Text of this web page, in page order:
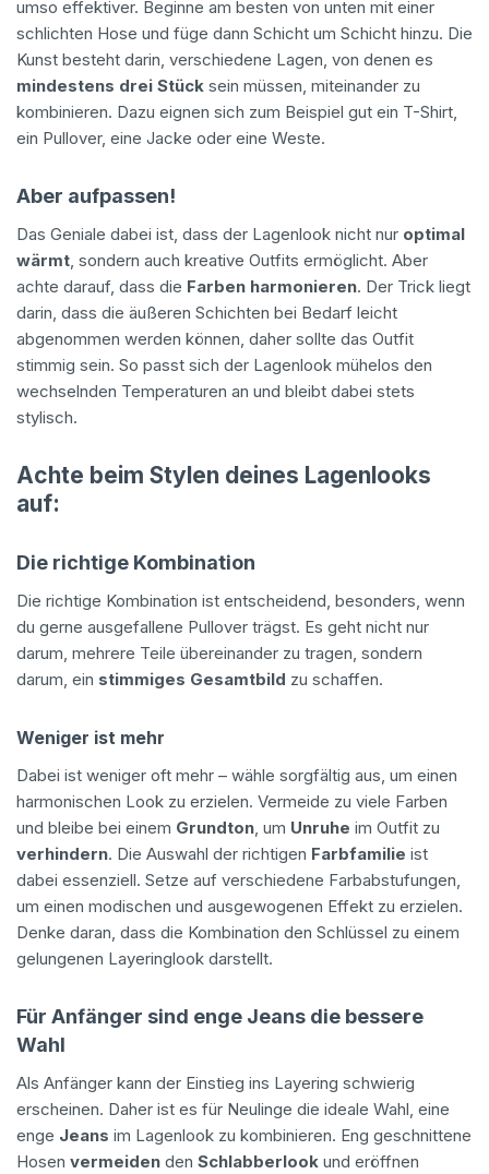
umso effektiver. Beginne am besten von unten mit einer
schlichten Hose und füge dann Schicht um Schicht hinzu. Die
Kunst besteht darin, verschiedene Lagen, von denen es
mindestens drei Stück sein müssen, miteinander zu
kombinieren. Dazu eignen sich zum Beispiel gut ein T-Shirt,
ein Pullover, eine Jacke oder eine Weste.
Aber aufpassen!
Das Geniale dabei ist, dass der Lagenlook nicht nur optimal
wärmt, sondern auch kreative Outfits ermöglicht. Aber
achte darauf, dass die Farben harmonieren. Der Trick liegt
darin, dass die äußeren Schichten bei Bedarf leicht
abgenommen werden können, daher sollte das Outfit
stimmig sein. So passt sich der Lagenlook mühelos den
wechselnden Temperaturen an und bleibt dabei stets
stylisch.
Achte beim Stylen deines Lagenlooks
auf:
Die richtige Kombination
Die richtige Kombination ist entscheidend, besonders, wenn
du gerne ausgefallene Pullover trägst. Es geht nicht nur
darum, mehrere Teile übereinander zu tragen, sondern
darum, ein stimmiges Gesamtbild zu schaffen.
Weniger ist mehr
Dabei ist weniger oft mehr – wähle sorgfältig aus, um einen
harmonischen Look zu erzielen. Vermeide zu viele Farben
und bleibe bei einem Grundton, um Unruhe im Outfit zu
verhindern. Die Auswahl der richtigen Farbfamilie ist
dabei essenziell. Setze auf verschiedene Farbabstufungen,
um einen modischen und ausgewogenen Effekt zu erzielen.
Denke daran, dass die Kombination den Schlüssel zu einem
gelungenen Layeringlook darstellt.
Für Anfänger sind enge Jeans die bessere
Wahl
Als Anfänger kann der Einstieg ins Layering schwierig
erscheinen. Daher ist es für Neulinge die ideale Wahl, eine
enge Jeans im Lagenlook zu kombinieren. Eng geschnittene
Hosen vermeiden den Schlabberlook und eröffnen